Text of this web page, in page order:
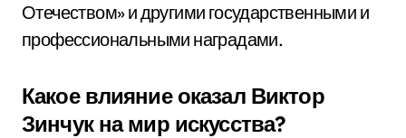
Отечеством» и другими государственными и
профессиональными наградами.
Какое влияние оказал Виктор
Зинчук на мир искусства?